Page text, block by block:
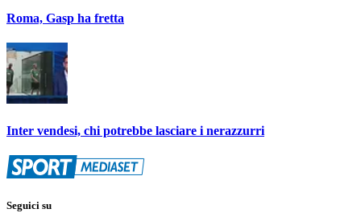
Roma, Gasp ha fretta
Inter vendesi, chi potrebbe lasciare i nerazzurri
Seguici su